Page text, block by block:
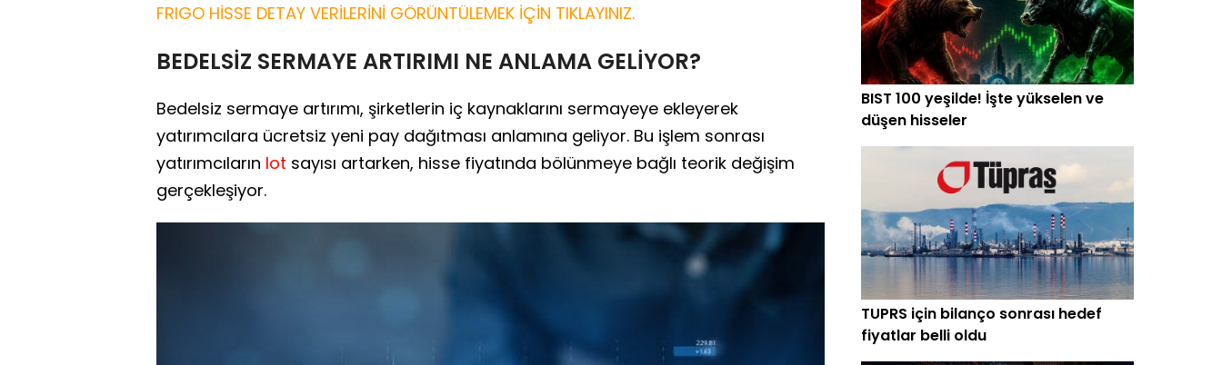
FRIGO HİSSE DETAY VERİLERİNİ GÖRÜNTÜLEMEK İÇİN TIKLAYINIZ.
BEDELSİZ SERMAYE ARTIRIMI NE ANLAMA GELİYOR?
Bedelsiz sermaye artırımı, şirketlerin iç kaynaklarını sermayeye ekleyerek
yatırımcılara ücretsiz yeni pay dağıtması anlamına geliyor. Bu işlem sonrası
yatırımcıların lot sayısı artarken, hisse fiyatında bölünmeye bağlı teorik değişim
gerçekleşiyor.
BIST 100 yeşilde! İşte yükselen ve
düşen hisseler
TUPRS için bilanço sonrası hedef
fiyatlar belli oldu